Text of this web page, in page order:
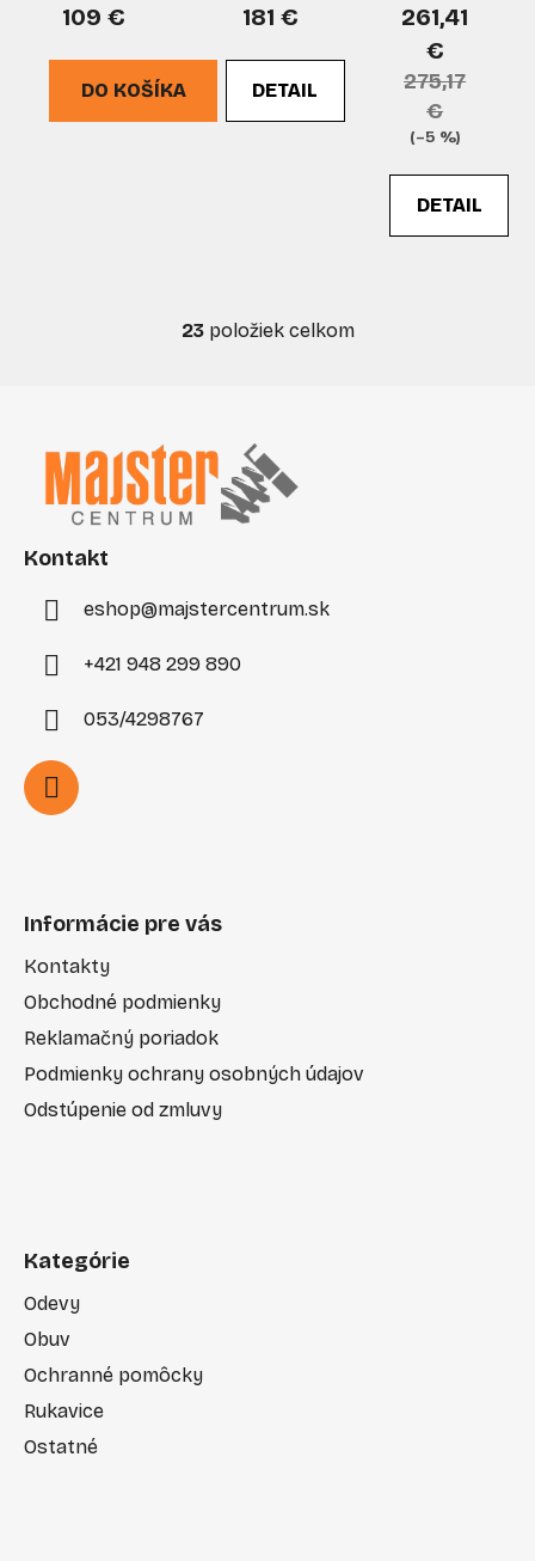
109 €
DO KOŠÍKA
181 €
DETAIL
261,41
€
275,17
€
(–5 %)
DETAIL
O
d
a
c
r
23položiek celkom
Kontakt
eshop@majstercentrum.sk
+421 948 299 890
053/4298767
Informácie pre vás
Kontakty
Obchodné podmienky
Reklamačný poriadok
Podmienky ochrany osobných údajov
Odstúpenie od zmluvy
Kategórie
Odevy
Obuv
Ochranné pomôcky
Rukavice
Ostatné